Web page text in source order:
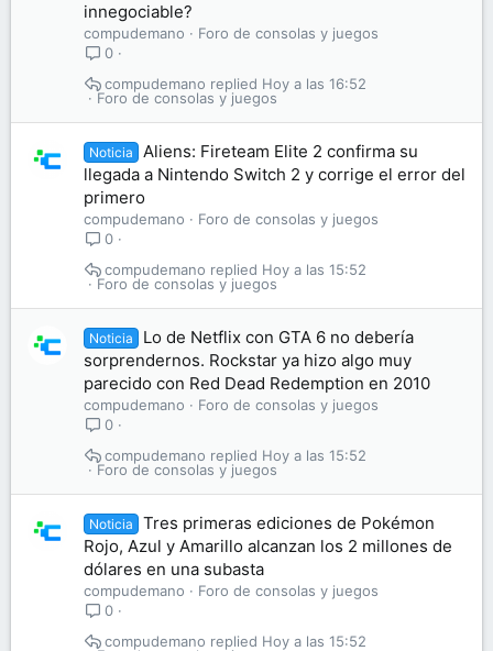
innegociable?
compudemano
Foro de consolas y juegos
0
Foro de consolas y juegos
Hoy a las 16:52
compudemano
Noticia
Aliens: Fireteam Elite 2 confirma su
llegada a Nintendo Switch 2 y corrige el error del
primero
compudemano
Foro de consolas y juegos
0
Foro de consolas y juegos
Hoy a las 15:52
compudemano
Noticia
Lo de Netflix con GTA 6 no debería
sorprendernos. Rockstar ya hizo algo muy
parecido con Red Dead Redemption en 2010
compudemano
Foro de consolas y juegos
0
Foro de consolas y juegos
Hoy a las 15:52
compudemano
Noticia
Tres primeras ediciones de Pokémon
Rojo, Azul y Amarillo alcanzan los 2 millones de
dólares en una subasta
compudemano
Foro de consolas y juegos
0
Hoy a las 15:52
compudemano